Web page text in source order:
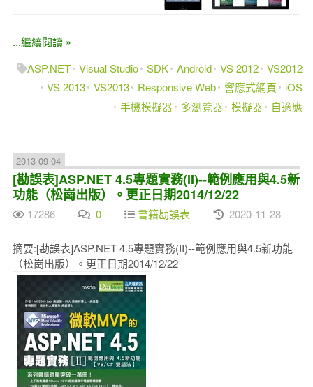
...繼續閱讀 »
ASP.NET Visual Studio SDK Android VS 2012 VS2012
VS 2013 VS2013 Responsive Web 響應式網頁
iOS
手機模擬器
多瀏覽器 模擬器 自適應
2013-09-04
[勘誤表]ASP.NET 4.5專題實務(II)--範例應用與4.5新
功能（松崗出版）。更正日期2014/12/22
17286 0 書籍勘誤表 2020-11-28
摘要:[勘誤表]ASP.NET 4.5專題實務(II)--範例應用與4.5新功能
（松崗出版）。更正日期2014/12/22